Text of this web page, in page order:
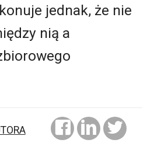
jednak, że nie
nią a